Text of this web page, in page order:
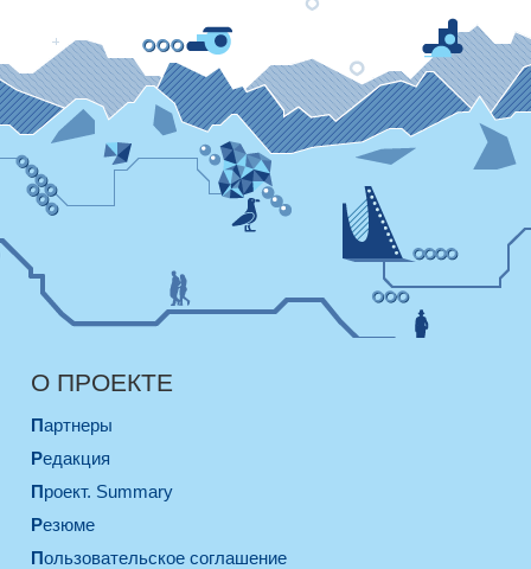
О ПРОЕКТЕ
Партнеры
Редакция
Проект. Summary
Резюме
Пользовательское соглашение